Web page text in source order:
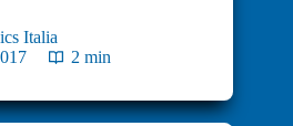
Italia
2 min